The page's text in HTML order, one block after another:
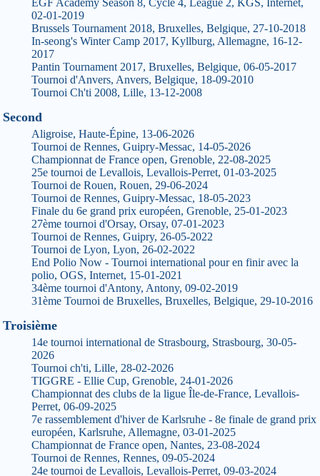
EGF Academy Season 8, Cycle 4, League 2, KGS, Internet,
02-01-2019
Brussels Tournament 2018, Bruxelles, Belgique, 27-10-2018
In-seong's Winter Camp 2017, Kyllburg, Allemagne, 16-12-
2017
Pantin Tournament 2017, Bruxelles, Belgique, 06-05-2017
Tournoi d'Anvers, Anvers, Belgique, 18-09-2010
Tournoi Ch'ti 2008, Lille, 13-12-2008
Second
Aligroise, Haute-Épine, 13-06-2026
Tournoi de Rennes, Guipry-Messac, 14-05-2026
Championnat de France open, Grenoble, 22-08-2025
25e tournoi de Levallois, Levallois-Perret, 01-03-2025
Tournoi de Rouen, Rouen, 29-06-2024
Tournoi de Rennes, Guipry-Messac, 18-05-2023
Finale du 6e grand prix européen, Grenoble, 25-01-2023
27ème tournoi d'Orsay, Orsay, 07-01-2023
Tournoi de Rennes, Guipry, 26-05-2022
Tournoi de Lyon, Lyon, 26-02-2022
End Polio Now - Tournoi international pour en finir avec la
polio, OGS, Internet, 15-01-2021
34ème tournoi d'Antony, Antony, 09-02-2019
31ème Tournoi de Bruxelles, Bruxelles, Belgique, 29-10-2016
Troisième
14e tournoi international de Strasbourg, Strasbourg, 30-05-
2026
Tournoi ch'ti, Lille, 28-02-2026
TIGGRE - Ellie Cup, Grenoble, 24-01-2026
Championnat des clubs de la ligue Île-de-France, Levallois-
Perret, 06-09-2025
7e rassemblement d'hiver de Karlsruhe - 8e finale de grand prix
européen, Karlsruhe, Allemagne, 03-01-2025
Championnat de France open, Nantes, 23-08-2024
Tournoi de Rennes, Rennes, 09-05-2024
24e tournoi de Levallois, Levallois-Perret, 09-03-2024